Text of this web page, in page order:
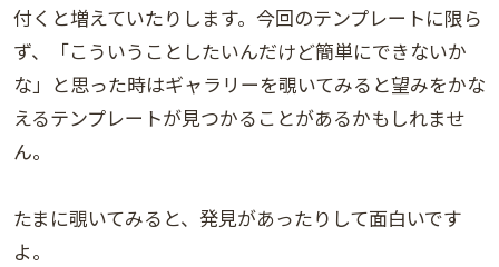
付くと増えていたりします。今回のテンプレートに限ら
ず、「こういうことしたいんだけど簡単にできないか
な」と思った時はギャラリーを覗いてみると望みをかな
えるテンプレートが見つかることがあるかもしれませ
ん。
たまに覗いてみると、発見があったりして面白いです
よ。